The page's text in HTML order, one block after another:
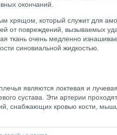
окончаний.
хрящом, который служит для
от повреждений, вызываемых
ткань очень медленно
синовиальной жидкостью.
являются локтевая и
сустава. Эти артерии
снабжающих кровью кости,